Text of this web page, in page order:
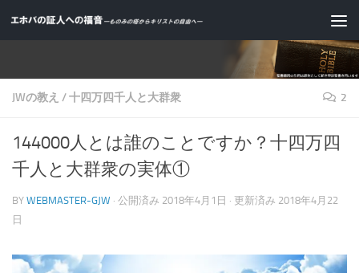
コンテンツへスキップ
JWの教え /十四万四千人と大群衆 2
144000人とは誰のことですか？十四万四
千人と大群衆の実体①
BY WEBMASTER-GJW · 公開済み 2018年4月1日 · 更新済み 2018年4月22
日